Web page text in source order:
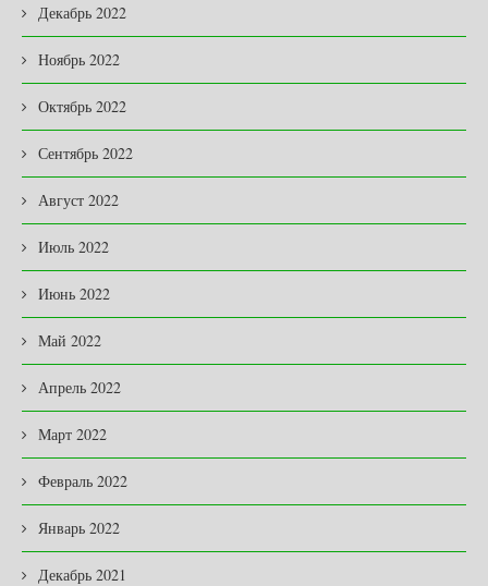
Декабрь 2022
Ноябрь 2022
Октябрь 2022
Сентябрь 2022
Август 2022
Июль 2022
Июнь 2022
Май 2022
Апрель 2022
Март 2022
Февраль 2022
Январь 2022
Декабрь 2021